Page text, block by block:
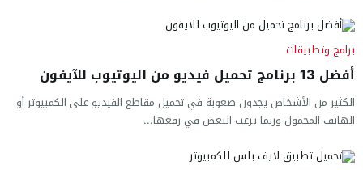
برامج وتطبيقات
أفضل 13 برنامج تحميل فيديو من اليوتيوب للآيفون
الكثير من الأشخاص يجدون صعوبة في تحميل مقاطع الفيديو على الكمبيوتر أو
الهاتف المحمول وربما يرغب البعض في رفعها...